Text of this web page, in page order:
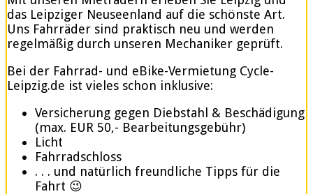
das Leipziger Neuseenland auf die schönste Art.
Uns Fahrräder sind praktisch neu und werden
regelmäßig durch unseren Mechaniker geprüft.
Bei der Fahrrad- und eBike-Vermietung Cycle-
Leipzig.de ist vieles schon inklusive:
Versicherung gegen Diebstahl & Beschädigung
(max. EUR 50,- Bearbeitungsgebühr)
Licht
Fahrradschloss
. . . und natürlich freundliche Tipps für die
Fahrt 😉